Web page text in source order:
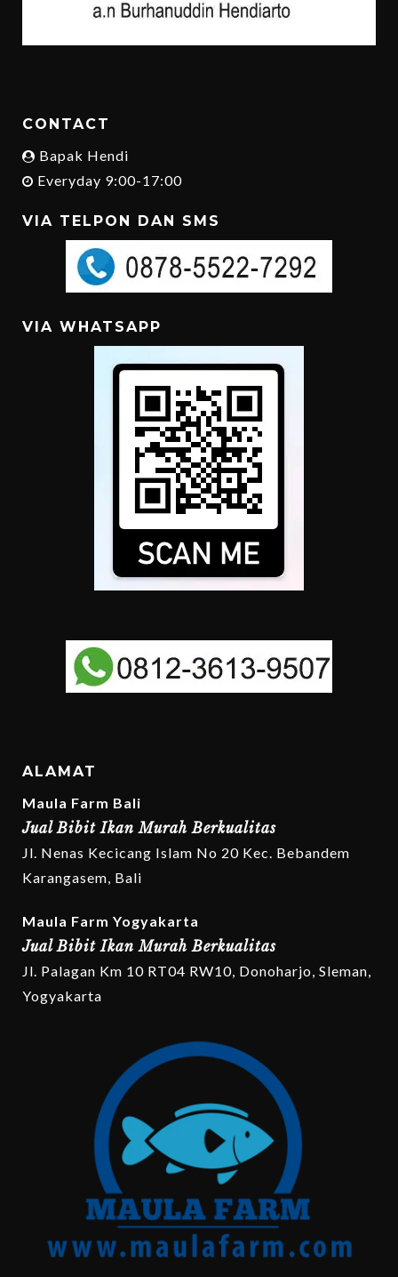
CONTACT
Bapak Hendi
Everyday 9:00-17:00
VIA TELPON DAN SMS
VIA WHATSAPP
ALAMAT
Maula Farm Bali
Jual Bibit Ikan Murah Berkualitas
Jl. Nenas Kecicang Islam No 20 Kec. Bebandem
Karangasem, Bali
Maula Farm Yogyakarta
Jual Bibit Ikan Murah Berkualitas
Jl. Palagan Km 10 RT04 RW10, Donoharjo, Sleman,
Yogyakarta